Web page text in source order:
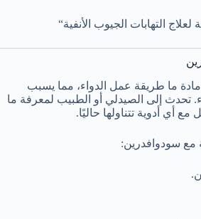
لعلاج التهابات الجيوب الأنفية“
ما طريقة عمل الدواء، مما يسبب
تحدث إلى الصيدلي أو الطبيب لمعرفة ما
أي أدوية تتناولها حاليًا.
مع سودوافدرين: